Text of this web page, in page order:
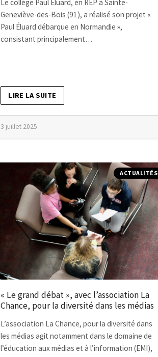
Le collège Paul Éluard, en REP à Sainte-
Geneviève-des-Bois (91), a réalisé son projet «
Paul Éluard débarque en Normandie »,
consistant principalement…
LIRE LA SUITE
3 juillet 2025
ACTUALITÉS
« Le grand débat », avec l’association La
Chance, pour la diversité dans les médias
L’association La Chance, pour la diversité dans
les médias agit notamment dans le domaine de
l’éducation aux médias et à l’information (EMI),